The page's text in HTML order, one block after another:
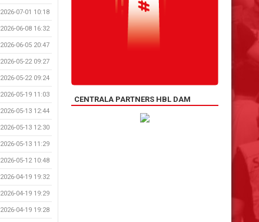
2026-07-01 10:18
2026-06-08 16:32
2026-06-05 20:47
2026-05-22 09:27
2026-05-22 09:24
2026-05-19 11:03
2026-05-13 12:44
2026-05-13 12:30
2026-05-13 11:29
2026-05-12 10:48
2026-04-19 19:32
2026-04-19 19:29
2026-04-19 19:28
CENTRALA PARTNERS HBL DAM